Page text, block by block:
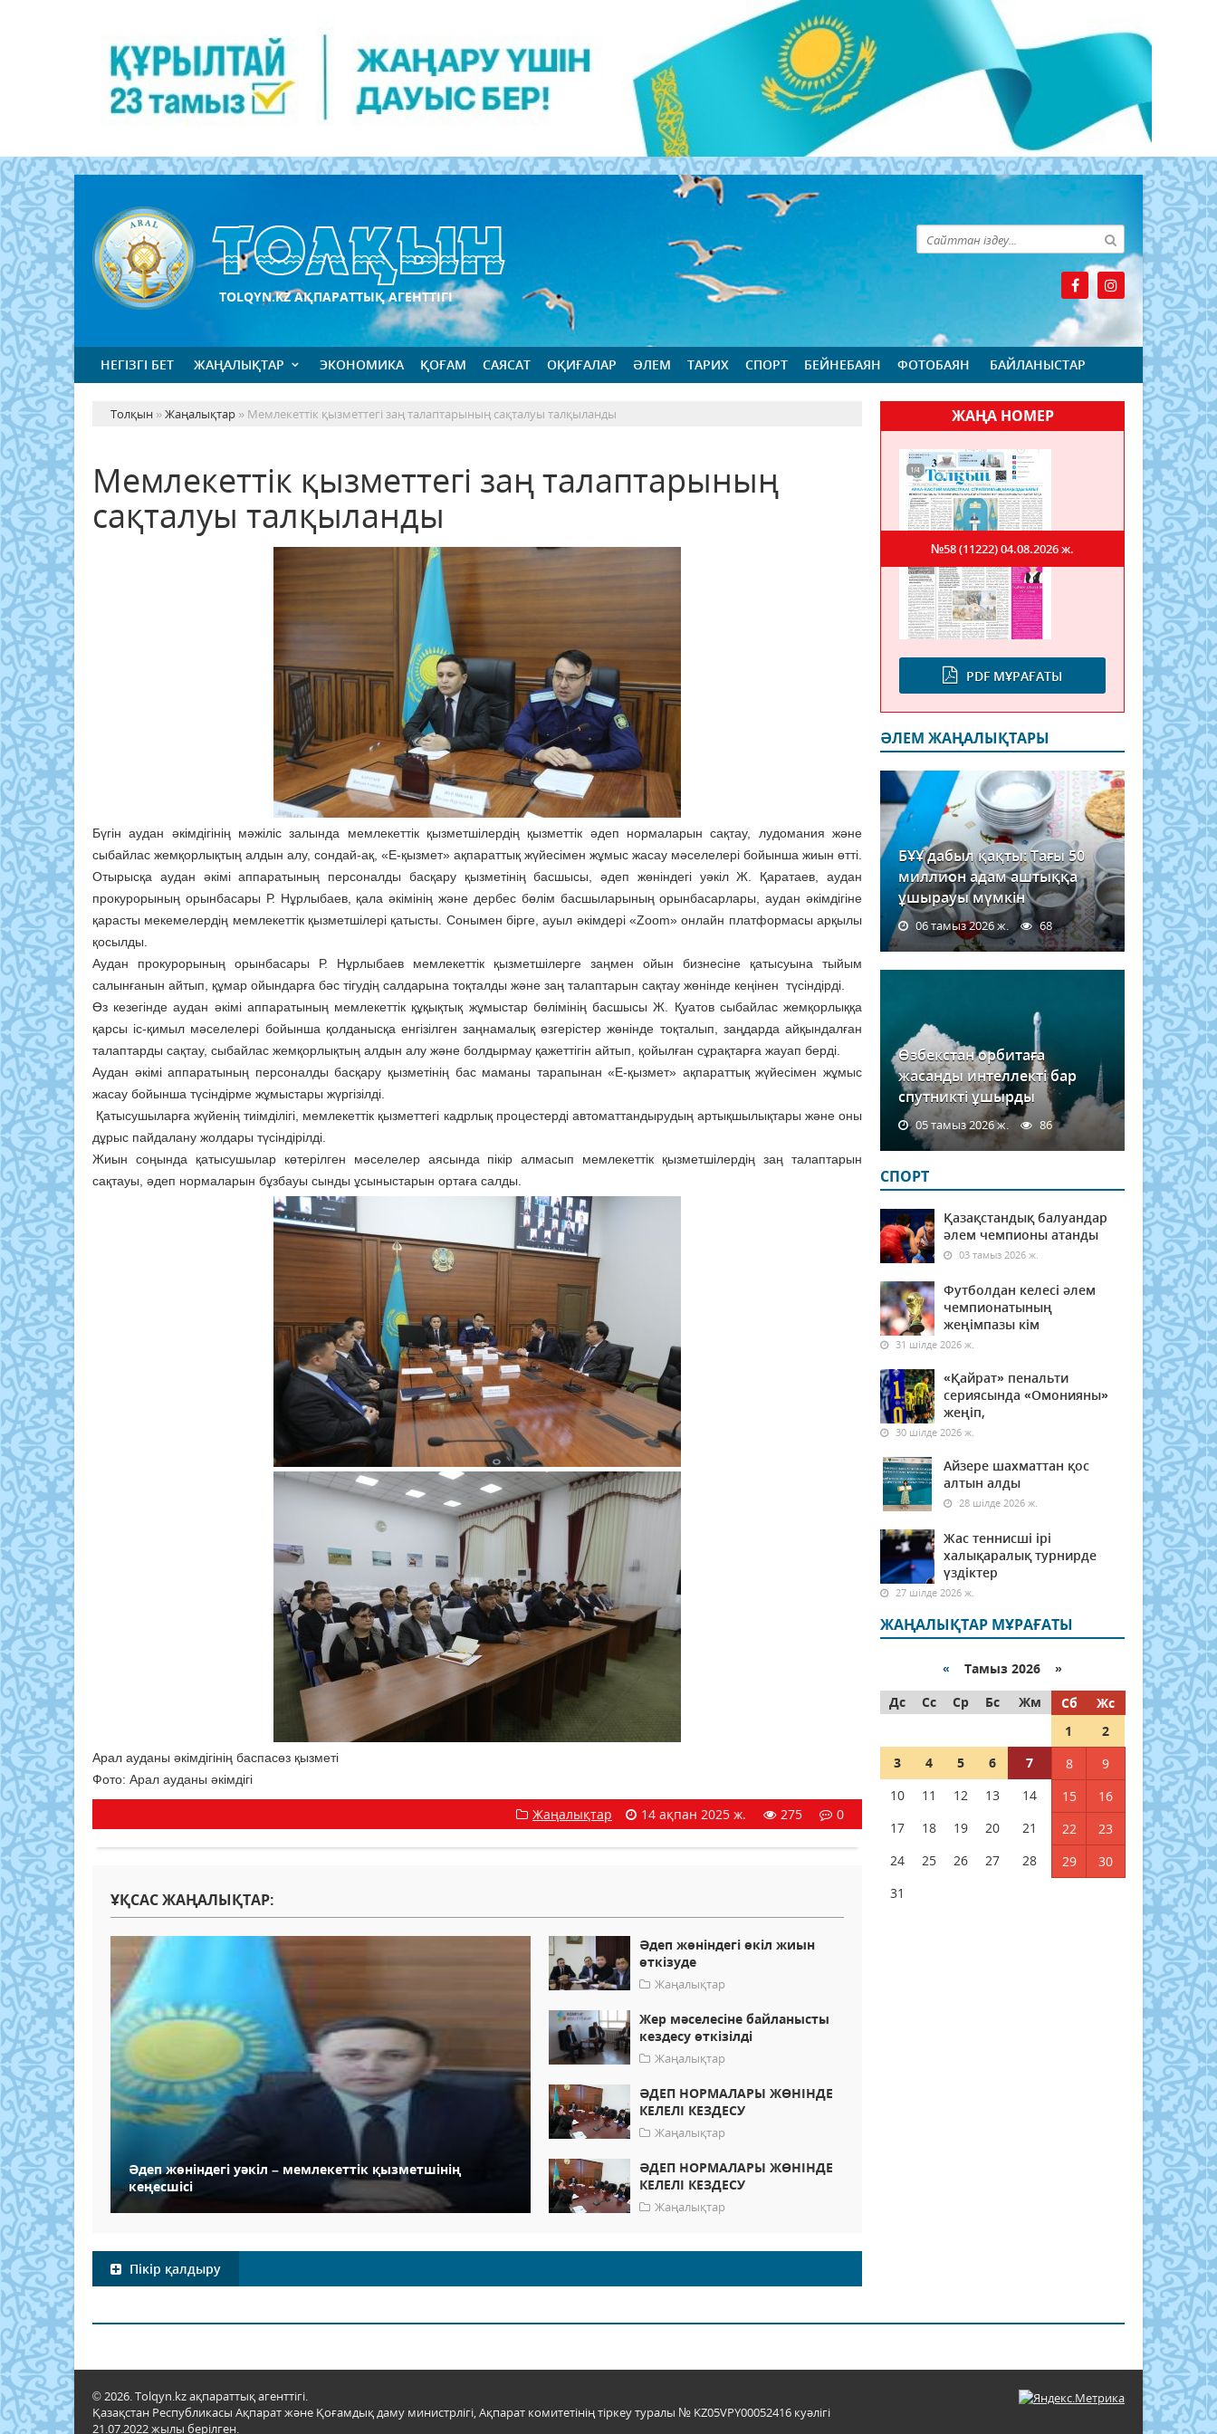
TOLQYN.KZ АҚПАРАТТЫҚ АГЕНТТІГІ
НЕГІЗГІ БЕТ ЖАҢАЛЫҚТАР ЭКОНОМИКА ҚОҒАМ САЯСАТ ОҚИҒАЛАР ӘЛЕМ ТАРИХ СПОРТ БЕЙНЕБАЯН ФОТОБАЯН БАЙЛАНЫСТАР
Толқын »Жаңалықтар » Мемлекеттік қызметтегі заң талаптарының сақталуы талқыланды
Мемлекеттік қызметтегі заң талаптарының
сақталуы талқыланды
Бүгін аудан әкімдігінің мәжіліс залында мемлекеттік қызметшілердің қызметтік әдеп нормаларын сақтау, лудомания және
сыбайлас жемқорлықтың алдын алу, сондай-ақ, «Е-қызмет» ақпараттық жүйесімен жұмыс жасау мәселелері бойынша жиын өтті.
Отырысқа аудан әкімі аппаратының персоналды басқару қызметінің басшысы, әдеп жөніндегі уәкіл Ж. Қаратаев, аудан
прокурорының орынбасары Р. Нұрлыбаев, қала әкімінің және дербес бөлім басшыларының орынбасарлары, аудан әкімдігіне
қарасты мекемелердің мемлекеттік қызметшілері қатысты. Сонымен бірге, ауыл әкімдері «Zoom» онлайн платформасы арқылы
қосылды.
Аудан прокурорының орынбасары Р. Нұрлыбаев мемлекеттік қызметшілерге заңмен ойын бизнесіне қатысуына тыйым
салынғанын айтып, құмар ойындарға бәс тігудің салдарына тоқталды және заң талаптарын сақтау жөнінде кеңінен түсіндірді.
Өз кезегінде аудан әкімі аппаратының мемлекеттік құқықтық жұмыстар бөлімінің басшысы Ж. Қуатов сыбайлас жемқорлыққа
қарсы іс-қимыл мәселелері бойынша қолданысқа енгізілген заңнамалық өзгерістер жөнінде тоқталып, заңдарда айқындалған
талаптарды сақтау, сыбайлас жемқорлықтың алдын алу және болдырмау қажеттігін айтып, қойылған сұрақтарға жауап берді.
Аудан әкімі аппаратының персоналды басқару қызметінің бас маманы тарапынан «Е-қызмет» ақпараттық жүйесімен жұмыс
жасау бойынша түсіндірме жұмыстары жүргізілді.
Қатысушыларға жүйенің тиімділігі, мемлекеттік қызметтегі кадрлық процестерді автоматтандырудың артықшылықтары және оны
дұрыс пайдалану жолдары түсіндірілді.
Жиын соңында қатысушылар көтерілген мәселелер аясында пікір алмасып мемлекеттік қызметшілердің заң талаптарын
сақтауы, әдеп нормаларын бұзбауы сынды ұсыныстарын ортаға салды.
Арал ауданы әкімдігінің баспасөз қызметі
Фото: Арал ауданы әкімдігі
Жаңалықтар 14 ақпан 2025 ж. 275 0
ҰҚСАС ЖАҢАЛЫҚТАР:
Әдеп жөніндегі уәкіл – мемлекеттік қызметшінің
кеңесшісі
Әдеп жөніндегі өкіл жиын
өткізуде
Жаңалықтар
Жер мәселесіне байланысты
кездесу өткізілді
Жаңалықтар
ӘДЕП НОРМАЛАРЫ ЖӨНІНДЕ
КЕЛЕЛІ КЕЗДЕСУ
Жаңалықтар
ӘДЕП НОРМАЛАРЫ ЖӨНІНДЕ
КЕЛЕЛІ КЕЗДЕСУ
Жаңалықтар
Пікір қалдыру
ЖАҢА НОМЕР
PDF МҰРАҒАТЫ
№58 (11222)04.08.2026 ж.
ӘЛЕМ ЖАҢАЛЫҚТАРЫ
БҰҰ дабыл қақты: Тағы 50
миллион адам аштыққа
ұшырауы мүмкін
06 тамыз 2026 ж. 68
Өзбекстан орбитаға
жасанды интеллекті бар
спутникті ұшырды
05 тамыз 2026 ж. 86
СПОРТ
Қазақстандық балуандар
әлем чемпионы атанды
03 тамыз 2026 ж.
Футболдан келесі әлем
чемпионатының
жеңімпазы кім
31 шілде 2026 ж.
«Қайрат» пенальти
сериясында «Омонияны»
жеңіп,
30 шілде 2026 ж.
Айзере шахматтан қос
алтын алды
28 шілде 2026 ж.
Жас теннисші ірі
халықаралық турнирде
үздіктер
27 шілде 2026 ж.
ЖАҢАЛЫҚТАР МҰРАҒАТЫ
« Тамыз 2026 »
Дс
Сс Ср Бс Жм Сб
Жс
1
2
3
4 5 6 7 8
9
10
11 12 13 14 15
16
17
18 19 20 21 22
23
24
25 26 27 28 29
30
31
© 2026. Tolqyn.kz ақпараттық агенттігі.
Қазақстан Республикасы Ақпарат және Қоғамдық даму министрлігі, Ақпарат комитетінің тіркеу туралы № KZ05VPY00052416 куәлігі
21.07.2022 жылы берілген.